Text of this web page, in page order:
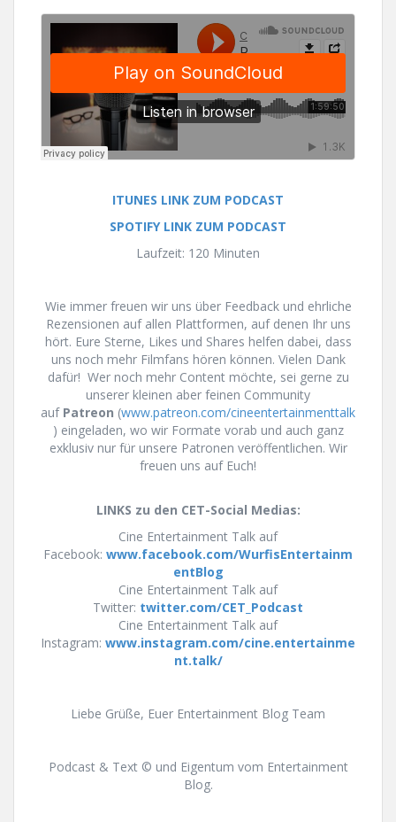
ITUNES LINK ZUM PODCAST
SPOTIFY LINK ZUM PODCAST
Laufzeit: 120 Minuten
Wie immer freuen wir uns über Feedback und ehrliche
Rezensionen auf allen Plattformen, auf denen Ihr uns
hört. Eure Sterne, Likes und Shares helfen dabei, dass
uns noch mehr Filmfans hören können. Vielen Dank
dafür! Wer noch mehr Content möchte, sei gerne zu
unserer kleinen aber feinen Community
auf Patreon (www.patreon.com/cineentertainmenttalk
) eingeladen, wo wir Formate vorab und auch ganz
exklusiv nur für unsere Patronen veröffentlichen. Wir
freuen uns auf Euch!
LINKS zu den CET-Social Medias:
Cine Entertainment Talk auf
Facebook: www.facebook.com/WurfisEntertainm
entBlog
Cine Entertainment Talk auf
Twitter: twitter.com/CET_Podcast
Cine Entertainment Talk auf
Instagram: www.instagram.com/cine.entertainme
nt.talk/
Liebe Grüße, Euer Entertainment Blog Team
Podcast & Text © und Eigentum vom Entertainment
Blog.